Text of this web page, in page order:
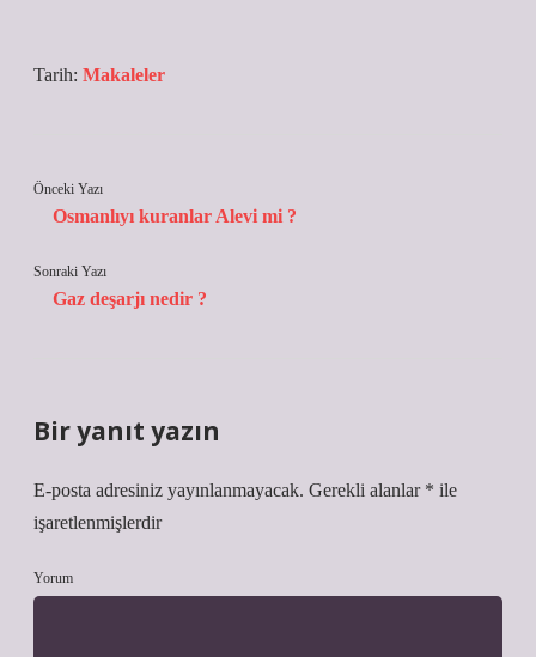
Tarih: Makaleler
Önceki Yazı
Osmanlıyı kuranlar Alevi mi ?
Sonraki Yazı
Gaz deşarjı nedir ?
Bir yanıt yazın
E-posta adresiniz yayınlanmayacak. Gerekli alanlar * ile
işaretlenmişlerdir
Yorum